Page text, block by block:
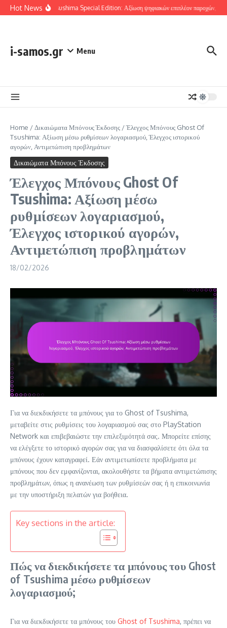
Skip to content
Hot News
Ghost Of Tsushima Special Edition: Αξίωση ψηφιακών επιπλέον παροχών, Έλεγχος
i-samos.gr Menu
Home / Δικαιώματα Μπόνους Έκδοσης /Έλεγχος Μπόνους Ghost Of
Tsushima: Αξίωση μέσω ρυθμίσεων λογαριασμού, Έλεγχος ιστορικού
αγορών, Αντιμετώπιση προβλημάτων
Δικαιώματα Μπόνους Έκδοσης
Έλεγχος Μπόνους Ghost Of
Tsushima: Αξίωση μέσω
ρυθμίσεων λογαριασμού,
Έλεγχος ιστορικού αγορών,
Αντιμετώπιση προβλημάτων
18/02/2026
Για να διεκδικήσετε τα μπόνους για το Ghost of Tsushima,
μεταβείτε στις ρυθμίσεις του λογαριασμού σας στο PlayStation
Network και επιβεβαιώστε την επιλεξιμότητά σας. Μπορείτε επίσης
να ελέγξετε το ιστορικό αγορών σας για να διασφαλίσετε ότι όλα τα
μπόνους έχουν καταγραφεί. Εάν αντιμετωπίσετε προβλήματα με
μπόνους που δεν εμφανίζονται, ακολουθήστε τα βήματα αντιμετώπισης
προβλημάτων, όπως η ανανέωση των ρυθμίσεών σας ή η επικοινωνία
με την υποστήριξη πελατών για βοήθεια.
Key sections in the article:
Πώς να διεκδικήσετε τα μπόνους του Ghost
of Tsushima μέσω ρυθμίσεων
λογαριασμού;
Για να διεκδικήσετε τα μπόνους του Ghost of Tsushima, πρέπει να